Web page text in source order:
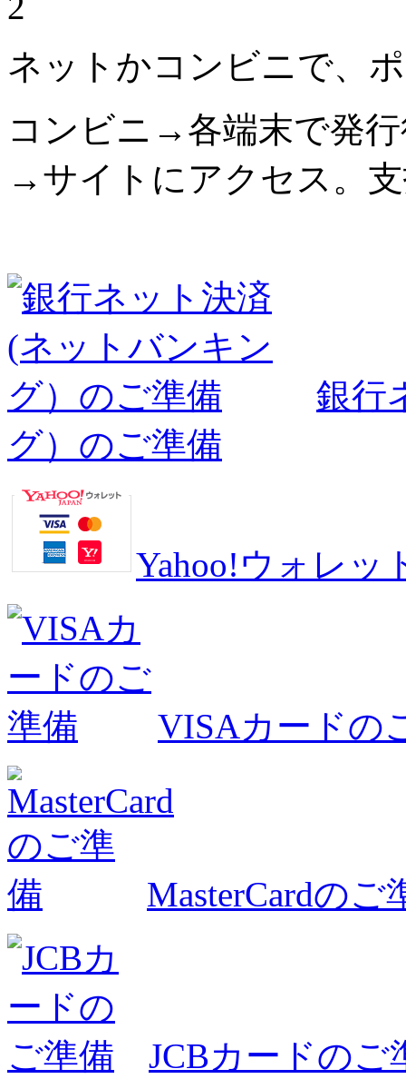
ネットかコンビニで、
コンビニ→各端末で発
→サイトにアクセス。
銀行
グ）のご準備
Yahoo!ウォレッ
VISAカードの
MasterCardのご
JCBカードのご